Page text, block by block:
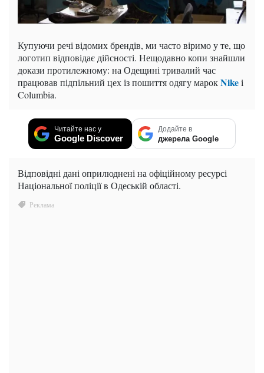
Купуючи речі відомих брендів, ми часто віримо у те, що
логотип відповідає дійсності. Нещодавно копи знайшли
докази протилежному: на Одещині тривалий час
працював підпільний цех із пошиття одягу марокNikeі
Columbia.
Читайте нас у
Google Discover
Додайте в
джерела Google
Відповідні дані оприлюднені на офіційному ресурсі
Національної поліції в Одеській області.